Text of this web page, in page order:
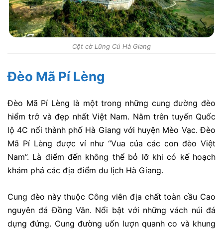
Cột cờ Lũng Cú Hà Giang
Đèo Mã Pí Lèng
Đèo Mã Pí Lèng là một trong những cung đường đèo
hiểm trở và đẹp nhất Việt Nam. Nằm trên tuyến Quốc
lộ 4C nối thành phố Hà Giang với huyện Mèo Vạc. Đèo
Mã Pí Lèng được ví như “Vua của các con đèo Việt
Nam”. Là điểm đến không thể bỏ lỡ khi có kế hoạch
khám phá các địa điểm du lịch Hà Giang.
Cung đèo này thuộc Công viên địa chất toàn cầu Cao
nguyên đá Đồng Văn. Nổi bật với những vách núi đá
dựng đứng. Cung đường uốn lượn quanh co và khung